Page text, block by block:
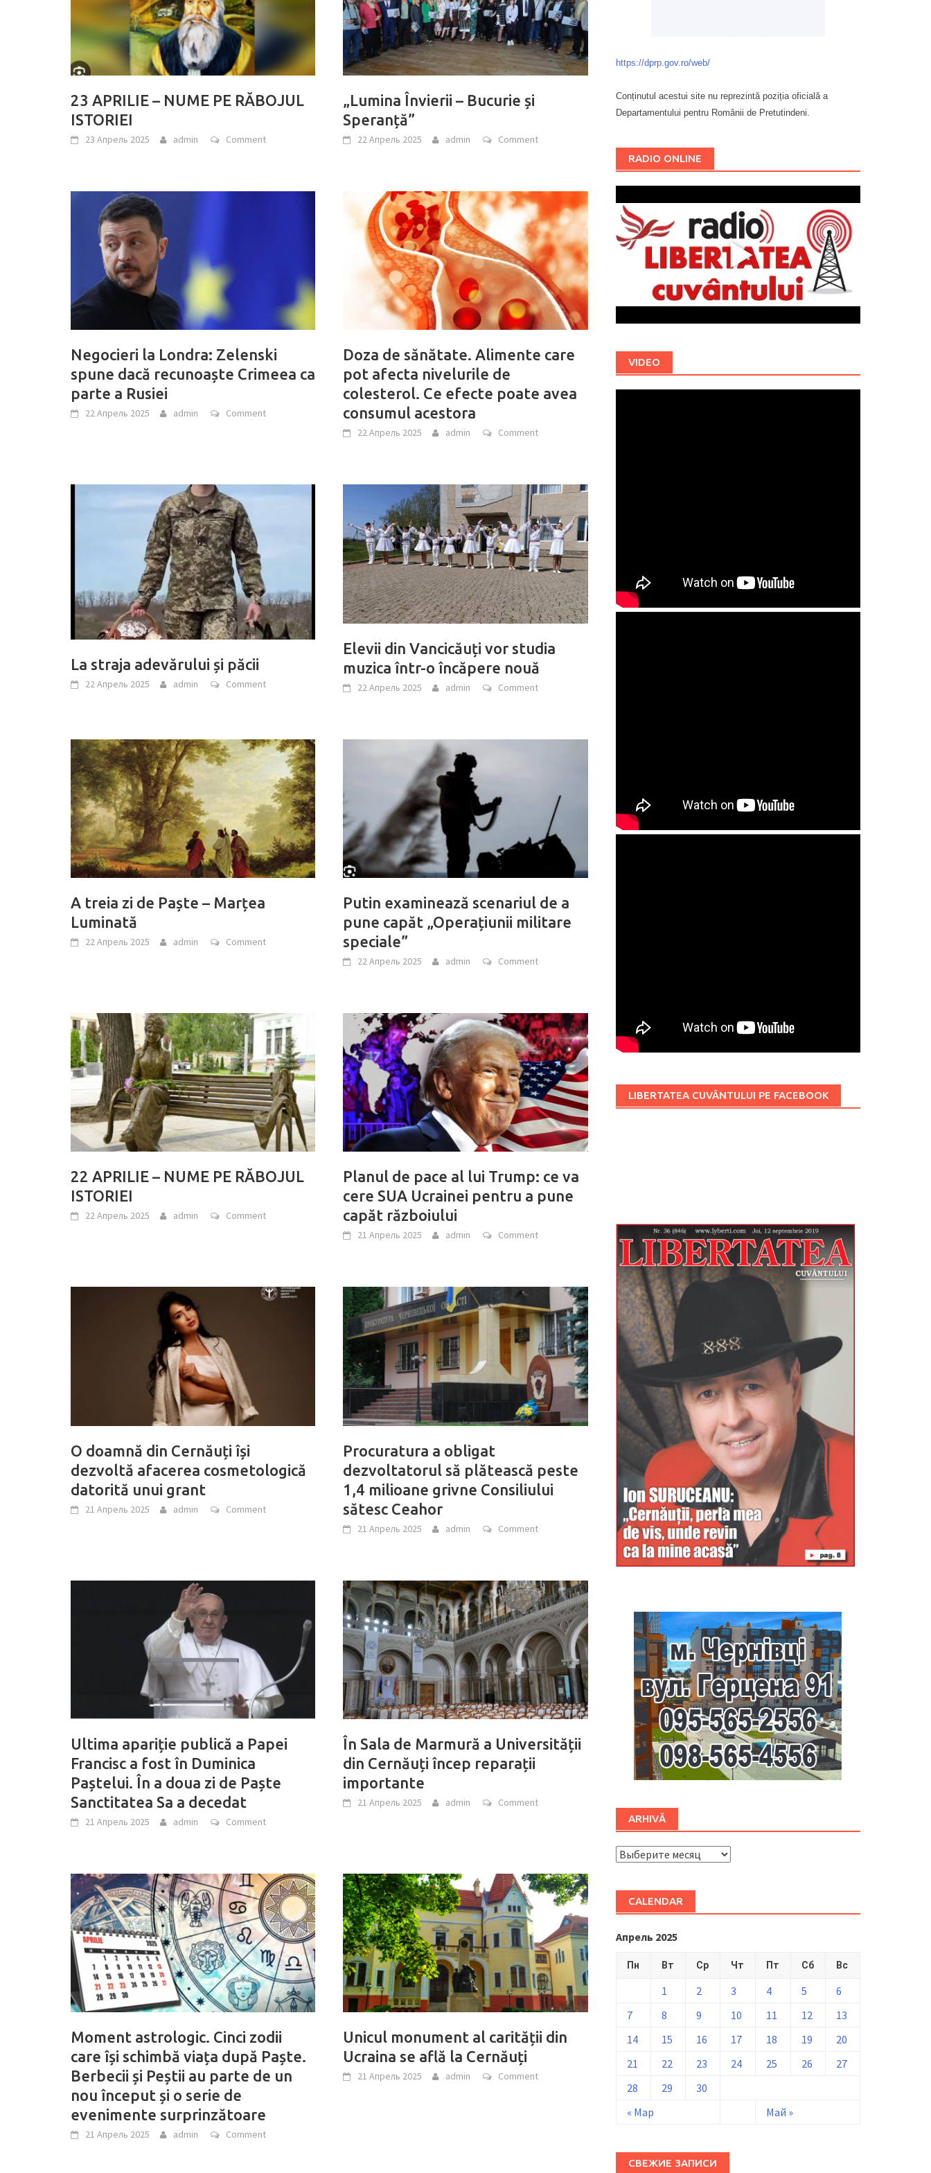
23 APRILIE – NUME PE RĂBOJUL
ISTORIEI
23 Апрель 2025 admin Comment
„Lumina Învierii – Bucurie și
Speranță”
22 Апрель 2025 admin Comment
Negocieri la Londra: Zelenski
spune dacă recunoaște Crimeea ca
parte a Rusiei
22 Апрель 2025 admin Comment
Doza de sănătate. Alimente care
pot afecta nivelurile de
colesterol. Ce efecte poate avea
consumul acestora
22 Апрель 2025 admin Comment
La straja adevărului și păcii
22 Апрель 2025 admin Comment
Elevii din Vancicăuți vor studia
muzica într-o încăpere nouă
22 Апрель 2025 admin Comment
A treia zi de Paște – Marțea
Luminată
22 Апрель 2025 admin Comment
Putin examinează scenariul de a
pune capăt „Operațiunii militare
speciale”
22 Апрель 2025 admin Comment
22 APRILIE – NUME PE RĂBOJUL
ISTORIEI
22 Апрель 2025 admin Comment
Planul de pace al lui Trump: ce va
cere SUA Ucrainei pentru a pune
capăt războiului
21 Апрель 2025 admin Comment
O doamnă din Cernăuți își
dezvoltă afacerea cosmetologică
datorită unui grant
21 Апрель 2025 admin Comment
Procuratura a obligat
dezvoltatorul să plătească peste
1,4 milioane grivne Consiliului
sătesc Ceahor
21 Апрель 2025 admin Comment
Ultima apariție publică a Papei
Francisc a fost în Duminica
Paștelui. În a doua zi de Paște
Sanctitatea Sa a decedat
21 Апрель 2025 admin Comment
În Sala de Marmură a Universității
din Cernăuți încep reparații
importante
21 Апрель 2025 admin Comment
Moment astrologic. Cinci zodii
care își schimbă viața după Paște.
Berbecii și Peștii au parte de un
nou început și o serie de
evenimente surprinzătoare
21 Апрель 2025 admin Comment
Unicul monument al carității din
Ucraina se află la Cernăuți
21 Апрель 2025 admin Comment
https://dprp.gov.ro/web/
Conținutul acestui site nu reprezintă poziția oficială a
Departamentului pentru Românii de Pretutindeni.
RADIO ONLINE
VIDEO
LIBERTATEA CUVÂNTULUI PE FACEBOOK
ARHIVĂ
ARHIVĂ
CALENDAR
Апрель 2025
Пн Вт Ср Чт Пт Сб Вс
« Мар Май »
1 2 3 4 5
6
7
8 9 10 11 12
13
14
15 16 17 18 19
20
21
22 23 24 25 26
27
28
29 30
СВЕЖИЕ ЗАПИСИ